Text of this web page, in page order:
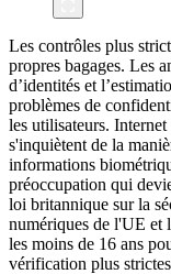
Les contrôles plus
propres bagages. Les
d’identités et
problèmes de
les utilisateurs.
s'inquiètent de la
informations
préoccupation qui
loi britannique sur la
numériques de l'UE et
les moins de 16 ans
vérification plus